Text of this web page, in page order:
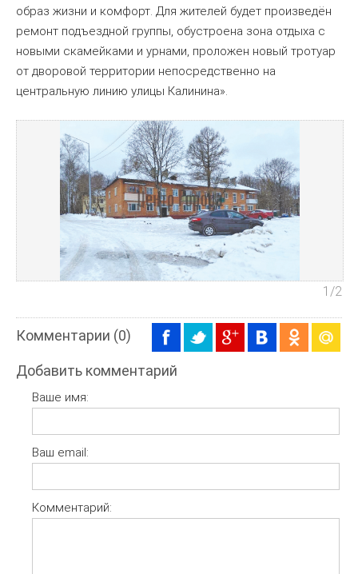
образ жизни и комфорт. Для жителей будет произведён
ремонт подъездной группы, обустроена зона отдыха с
новыми скамейками и урнами, проложен новый тротуар
от дворовой территории непосредственно на
центральную линию улицы Калинина».
1 /2
Комментарии (0)
Добавить комментарий
Ваше имя:
Ваш email:
Комментарий: